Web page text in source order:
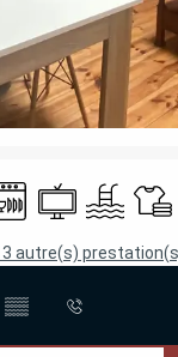
ETvaisselle
TélévisionPiscine
autre(s)
▒▒